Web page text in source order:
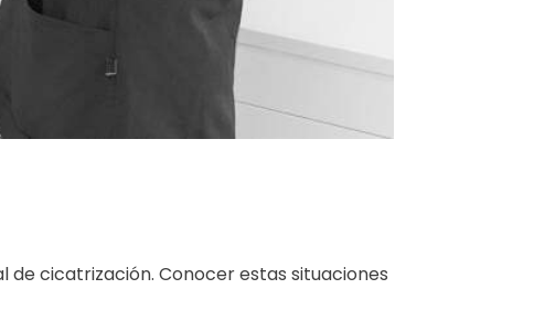
de cicatrización. Conocer estas situaciones